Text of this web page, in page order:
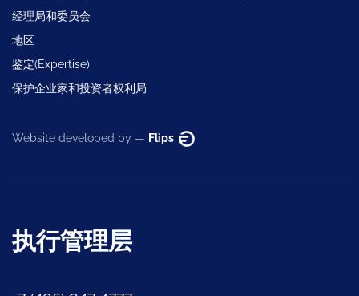
经理局和委员会
地区
鉴定(Expertise)
保护企业家和投资者权利局
Website developed by — Flips
执行管理层